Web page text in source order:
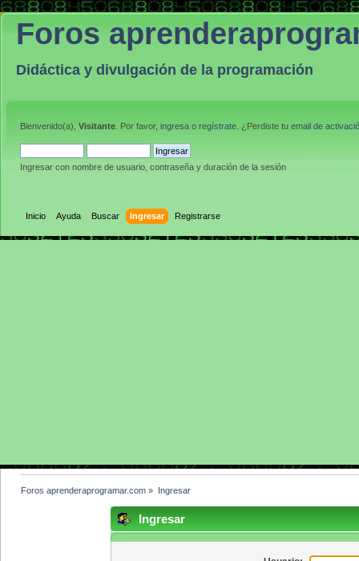
Foros
Didáctica y divulgación de la programación
Bienvenido(a), Visitante . Por favor, ingresa o regístrate . ¿Perdiste tu email de
Ingresar con nombre de usuario, contraseña y duración de la sesión
Inicio Ayuda Buscar Ingresar Registrarse
Foros aprenderaprogramar.com » Ingresar
Ingresar